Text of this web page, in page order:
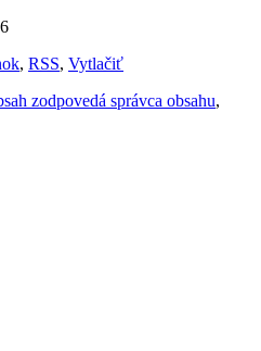
, RSS, Vytlačiť
zodpovedá správca obsahu,